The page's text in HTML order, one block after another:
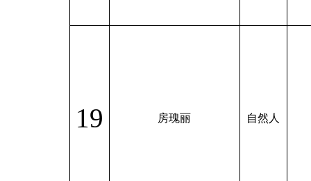
19 房瑰丽 自然人